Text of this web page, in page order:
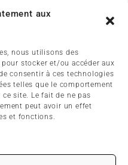
aux
nous utilisons des
stocker et/ou accéder aux
consentir à ces technologies
telles que le comportement
site. Le fait de ne pas
peut avoir un effet
et fonctions.
KERHUON